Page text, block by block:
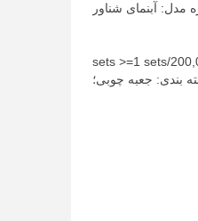
مدل: آبنمای شناور
بندی: جعبه چوبی؛